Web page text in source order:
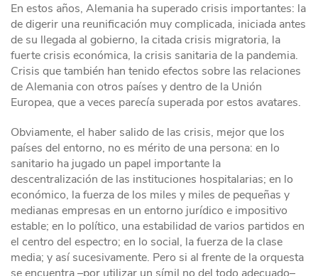
En estos años, Alemania ha superado crisis importantes: la
de digerir una reunificación muy complicada, iniciada antes
de su llegada al gobierno, la citada crisis migratoria, la
fuerte crisis económica, la crisis sanitaria de la pandemia.
Crisis que también han tenido efectos sobre las relaciones
de Alemania con otros países y dentro de la Unión
Europea, que a veces parecía superada por estos avatares.
Obviamente, el haber salido de las crisis, mejor que los
países del entorno, no es mérito de una persona: en lo
sanitario ha jugado un papel importante la
descentralización de las instituciones hospitalarias; en lo
económico, la fuerza de los miles y miles de pequeñas y
medianas empresas en un entorno jurídico e impositivo
estable; en lo político, una estabilidad de varios partidos en
el centro del espectro; en lo social, la fuerza de la clase
media; y así sucesivamente. Pero si al frente de la orquesta